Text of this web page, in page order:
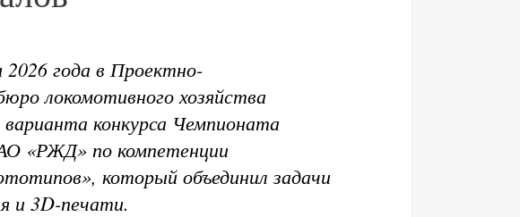
года в Проектно-
локомотивного хозяйства
варианта конкурса Чемпионата
«РЖД» по компетенции
который объединил задачи
и 3D-печати.